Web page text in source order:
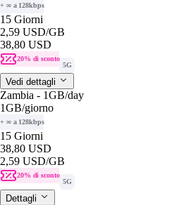
+ ∞ a 128kbps
15 Giorni
2,59 USD/GB
38,80 USD
20% di sconto
5G
Vedi dettagli
Zambia - 1GB/day
1GB/giorno
+ ∞ a 128kbps
15 Giorni
38,80 USD
2,59 USD/GB
20% di sconto
5G
Dettagli